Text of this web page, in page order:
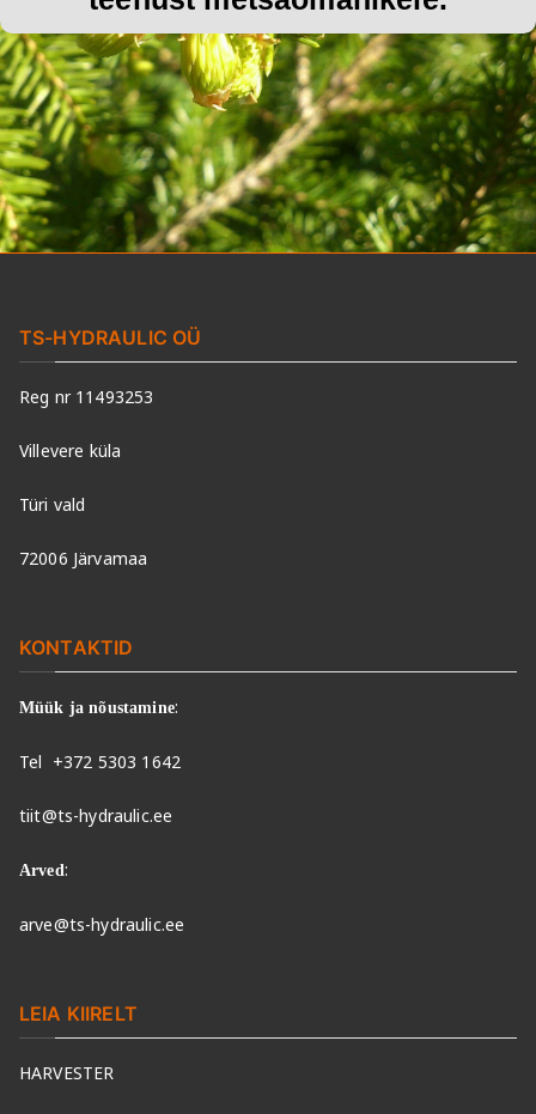
TS-HYDRAULIC OÜ
Reg nr 11493253
Villevere küla
Türi vald
72006 Järvamaa
KONTAKTID
Müük ja nõustamine:
Tel +372 5303 1642
tiit@ts-hydraulic.ee
Arved:
arve@ts-hydraulic.ee
LEIA KIIRELT
HARVESTER